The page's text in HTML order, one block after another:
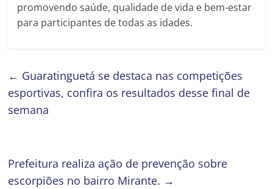
promovendo saúde, qualidade de vida e bem-estar
para participantes de todas as idades.
← Guaratinguetá se destaca nas competições
esportivas, confira os resultados desse final de
semana
Prefeitura realiza ação de prevenção sobre
escorpiões no bairro Mirante. →